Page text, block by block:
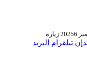
6 زيارة
تيلقرام البريد